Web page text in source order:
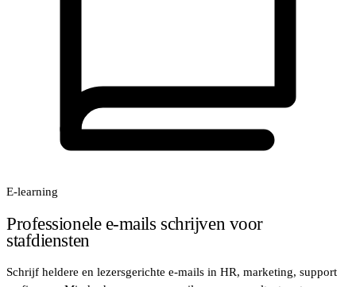
E-learning
Professionele e‑mails schrijven voor
stafdiensten
Schrijf heldere en lezersgerichte e-mails in HR, marketing, support